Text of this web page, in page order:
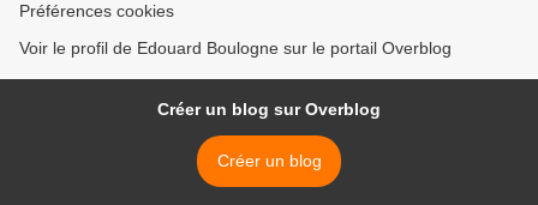
Préférences cookies
Voir le profil de Edouard Boulogne sur le portail Overblog
Créer un blog sur Overblog
Créer un blog